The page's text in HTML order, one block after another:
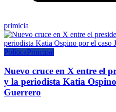
primicia
PolíticaPrincipal
Nuevo cruce en X entre el
y la periodista Katia
Guerrero